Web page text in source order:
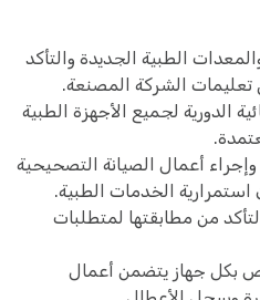
الطبية الجديدة والتأكد
الشركة المصنعة.
الدورية لجميع الأجهزة الطبية
أعمال الصيانة التصحيحية
الخدمات الطبية.
من مطابقتها لمتطلبات
بكل جهاز يتضمن أعمال